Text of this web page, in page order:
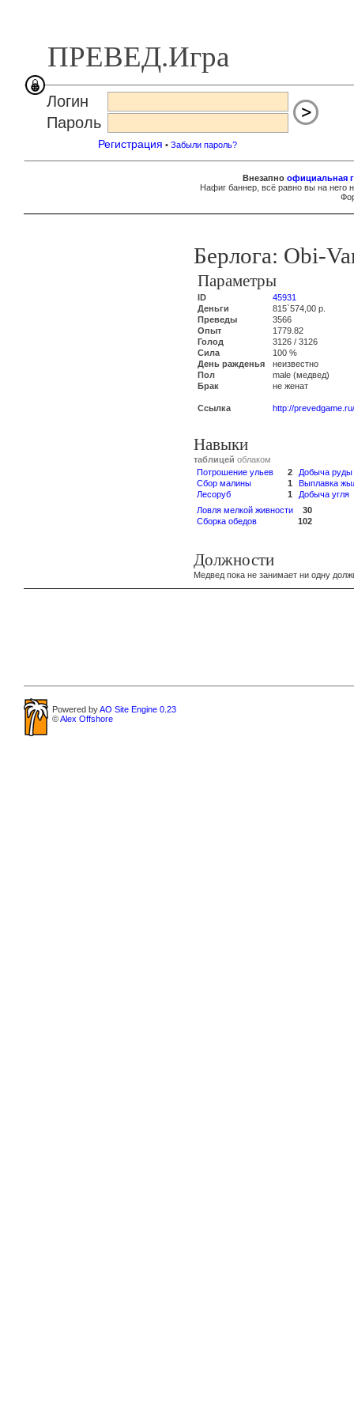
ПРЕВЕД.Игра
Логин
Пароль
Регистрация • Забыли пароль?
Внезапно официальная
Нафиг баннер, всё равно вы на
Берлога: Obi-
Параметры
ID
45931
Деньги
815`574,00 р.
Преведы
3566
Опыт
1779.82
Голод
3126 / 3126
Сила
100 %
День ражденья
неизвестно
Пол
male (медвед)
Брак
не женат
Ссылка http://
Навыки
таблицей облаком
Потрошение ульев
2
Сбор малины
1
Лесоруб
1
Добыча руды
Выплавка
Добыча угля
Ловля мелкой живности
30
Сборка обедов
102
Должности
Медвед пока не занимает ни одну
Powered byAO Site Engine 0.23
©Alex Offshore